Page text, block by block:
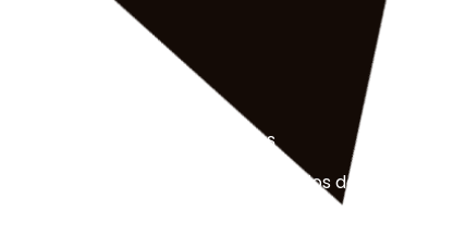
prácticas modernas de DevOps
de utilizar ELK Stack en tus flujos de trabajo de